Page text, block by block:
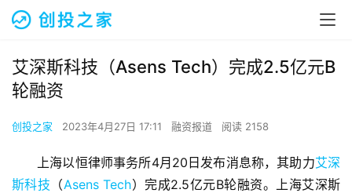
艾深斯科技（Asens Tech）完成2.5亿元B
轮融资
创投之家 2023年4月27日 17:11 融资报道 阅读 2158
上海以恒律师事务所4月20日发布消息称，其助力艾深
斯科技 （Asens Tech）完成2.5亿元B轮融资。上海艾深斯